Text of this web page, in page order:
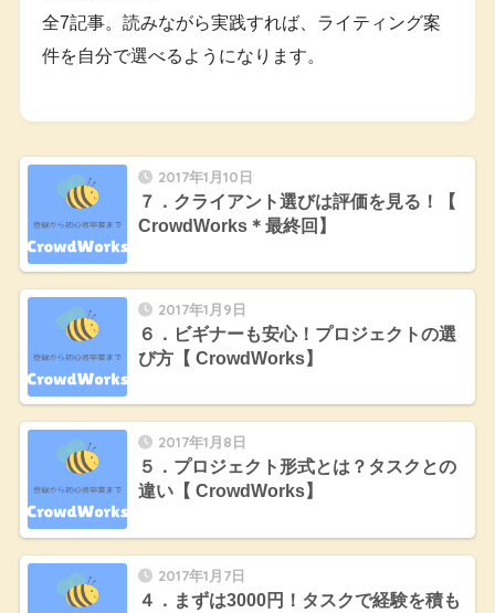
全7記事。読みながら実践すれば、ライティング案
件を自分で選べるようになります。
2017年1月10日
７．クライアント選びは評価を見る！【
CrowdWorks＊最終回】
2017年1月9日
６．ビギナーも安心！プロジェクトの選
び方【 CrowdWorks】
2017年1月8日
５．プロジェクト形式とは？タスクとの
違い【 CrowdWorks】
2017年1月7日
４．まずは3000円！タスクで経験を積も